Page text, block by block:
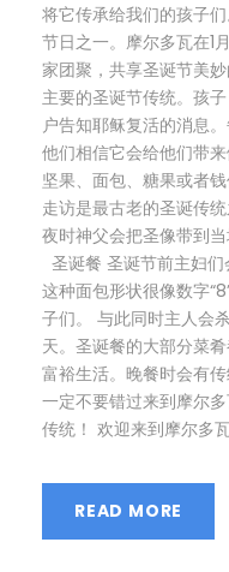
将它传承给我们的孩子
节日之一。摩尔多瓦在1
家团聚，共享圣诞节美
主要的圣诞节传统。孩
户告知耶稣复活的消息
他们相信它会给他们带
坚果、面包、糖果或者
走访是最古老的圣诞传
夜时神父会把圣像带到
圣诞餐 圣诞节前主妇们
这种面包形状很像数字
子们。 与此同时主人会
天。圣诞餐的大部分菜
富裕生活。晚餐时会有
一定不要错过来到摩尔
传统！ 欢迎来到摩
READ MORE